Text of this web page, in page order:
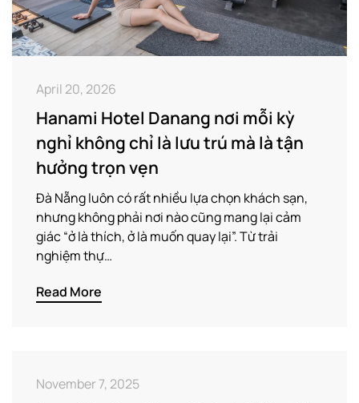
April 20, 2026
Hanami Hotel Danang nơi mỗi kỳ
nghỉ không chỉ là lưu trú mà là tận
hưởng trọn vẹn
Đà Nẵng luôn có rất nhiều lựa chọn khách sạn,
nhưng không phải nơi nào cũng mang lại cảm
giác “ở là thích, ở là muốn quay lại”. Từ trải
nghiệm thự…
Read More
November 7, 2025